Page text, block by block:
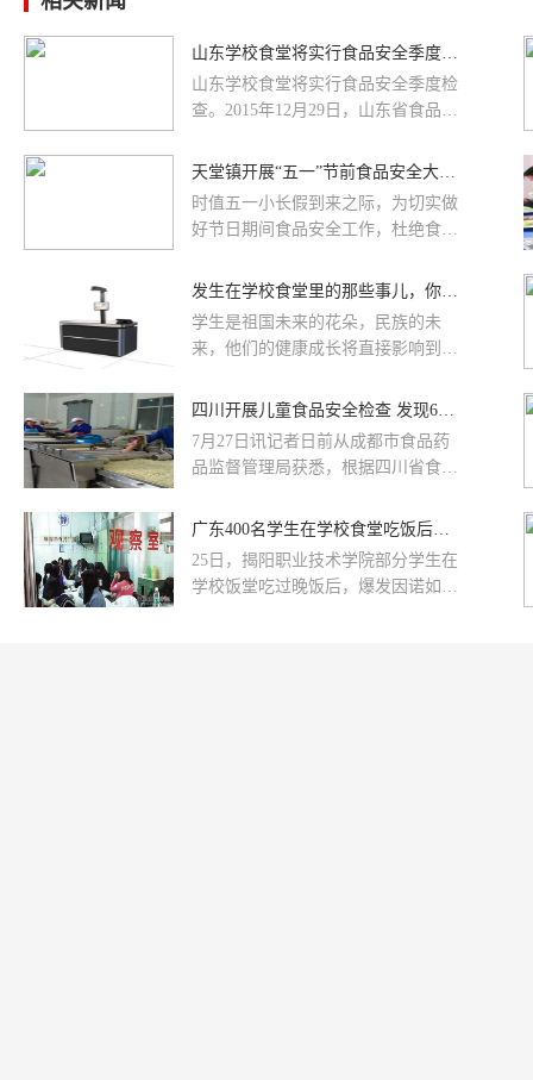
山东学校食堂将实行食品安全季度检查
山东学校食堂将实行食品安全季度检
查。2015年12月29日，山东省食品药
食品安全监督管理办法》(以下简称
日起，食品药品监督管理部门将对学
校食堂实施食品安全季度检查制度。
括学校月度自查、监管部门季度检
查、飞行检查、督导检查等方面。严
格遵循“地方属地管理，部门监督管
天堂镇开展“五一”节前食品安全大检查
时值五一小长假到来之际，为切实做
好节日期间食品安全工作，杜绝食品
政府联合市场监督管理局开展五一节
了城区十几家制品加工、超市、农副
食品销售、酒店餐饮等食品经营企
消毒和保洁，食品原料采购、存储、
加工等环节进行了仔细检查，查出部
分餐饮单位食物存放不规范、场所不
品等问题
发生在学校食堂里的那些事儿，你都知道吗？
​学生是祖国未来的花朵，民族的未
来，他们的健康成长将直接影响到我
呵护，温柔以待。而我们的学校、老
一群共和国的卫兵，风雨无阻地坚守
在食品饮食安全的这条“食”字路口
航！
四川开展儿童食品安全检查 发现6家企业存在问题
7月27日讯记者日前从成都市食品药
品监督管理局获悉，根据四川省食品
督管理局的要求，在6月至7月，开展
饮料等食品为重点品种，以儿童食品
生产企业、学校食堂、学校及周边儿
广东400名学生在学校食堂吃饭后染诺如病毒现腹泻
25日，揭阳职业技术学院部分学生在
学校饭堂吃过晚饭后，爆发因诺如病